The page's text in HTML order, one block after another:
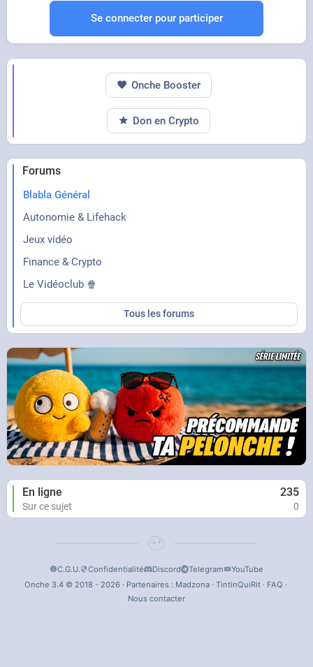
Se connecter pour participer
Forums
Blabla Général
Autonomie & Lifehack
Jeux vidéo
Finance & Crypto
Le Vidéoclub 🍿
Tous les forums
En ligne 235
Sur ce sujet 0
Onche Booster
Don en Crypto
C.G.U. Confidentialité Discord Telegram
YouTube
Onche 3.4 © 2018 - 2026 · Partenaires : Madzona· TintinQuiRit· FAQ ·
Nous contacter